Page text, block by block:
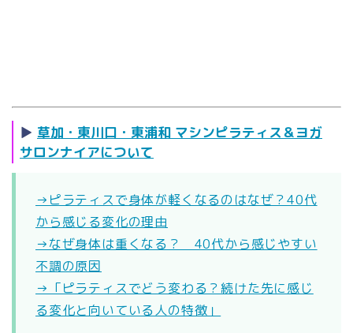
▶ 草加・東川口・東浦和 マシンピラティス＆ヨガ
サロンナイアについて
→ピラティスで身体が軽くなるのはなぜ？40代
から感じる変化の理由
→なぜ身体は重くなる？ 40代から感じやすい
不調の原因
→「ピラティスでどう変わる？続けた先に感じ
る変化と向いている人の特徴」